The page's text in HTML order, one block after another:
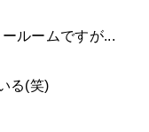
ルームですが...
る(笑)